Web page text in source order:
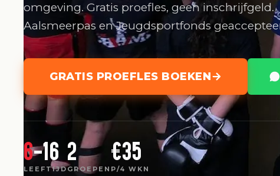
omgeving. Gratis proefles, geen inschrijfgeld.
Aalsmeerpas en Jeugdsportfonds
GRATIS PROEFLES BOEKEN
6-16
LEEFTIJD
2
GROEPEN
€35
P/4 WKN